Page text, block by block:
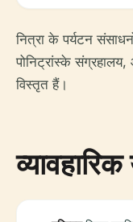
नित्रा के पर्यटन
पोनिट्रांस्के
विस्तृत हैं।